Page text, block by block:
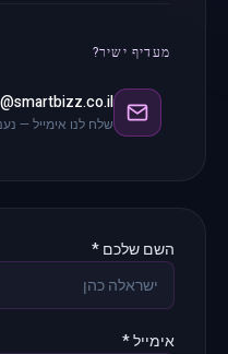
מעדיף ישיר?
שלח לנו אימייל —
השם שלכם *
אימייל *